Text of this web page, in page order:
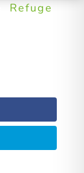
Refuge